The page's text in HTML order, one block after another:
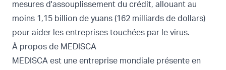
mesures d'assouplissement du crédit, allouant au
moins 1,15 billion de yuans (162 milliards de dollars)
pour aider les entreprises touchées par le virus.
À propos de MEDISCA
MEDISCA est une entreprise mondiale présente en